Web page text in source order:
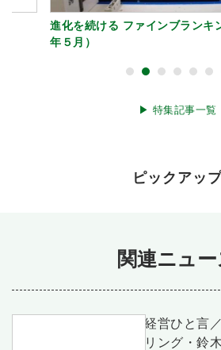
進化を続ける ファインブランキ
年５月）
▶︎ 特集記事一覧
ピックアッ
関連ニュー
経営ひと言
リング・鈴